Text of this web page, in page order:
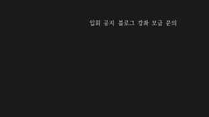
입회 공지 블로그 강좌 모금 문의